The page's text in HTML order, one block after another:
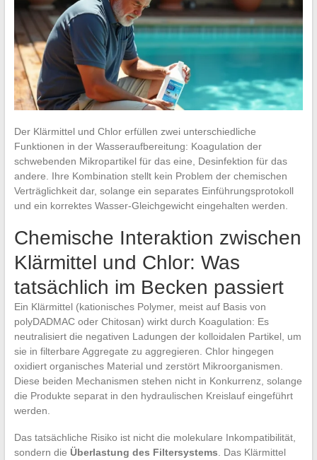
Der Klärmittel und Chlor erfüllen zwei unterschiedliche
Funktionen in der Wasseraufbereitung: Koagulation der
schwebenden Mikropartikel für das eine, Desinfektion für das
andere. Ihre Kombination stellt kein Problem der chemischen
Verträglichkeit dar, solange ein separates Einführungsprotokoll
und ein korrektes Wasser-Gleichgewicht eingehalten werden.
Chemische Interaktion zwischen
Klärmittel und Chlor: Was
tatsächlich im Becken passiert
Ein Klärmittel (kationisches Polymer, meist auf Basis von
polyDADMAC oder Chitosan) wirkt durch Koagulation: Es
neutralisiert die negativen Ladungen der kolloidalen Partikel, um
sie in filterbare Aggregate zu aggregieren. Chlor hingegen
oxidiert organisches Material und zerstört Mikroorganismen.
Diese beiden Mechanismen stehen nicht in Konkurrenz, solange
die Produkte separat in den hydraulischen Kreislauf eingeführt
werden.
Das tatsächliche Risiko ist nicht die molekulare Inkompatibilität,
sondern die Überlastung des Filtersystems . Das Klärmittel